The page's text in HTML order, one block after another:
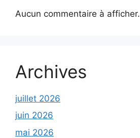
Aucun commentaire à afficher.
Archives
juillet 2026
juin 2026
mai 2026